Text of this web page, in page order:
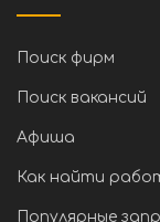
Поиск фирм
Поиск вакансий
Афиша
Как найти
Популярные